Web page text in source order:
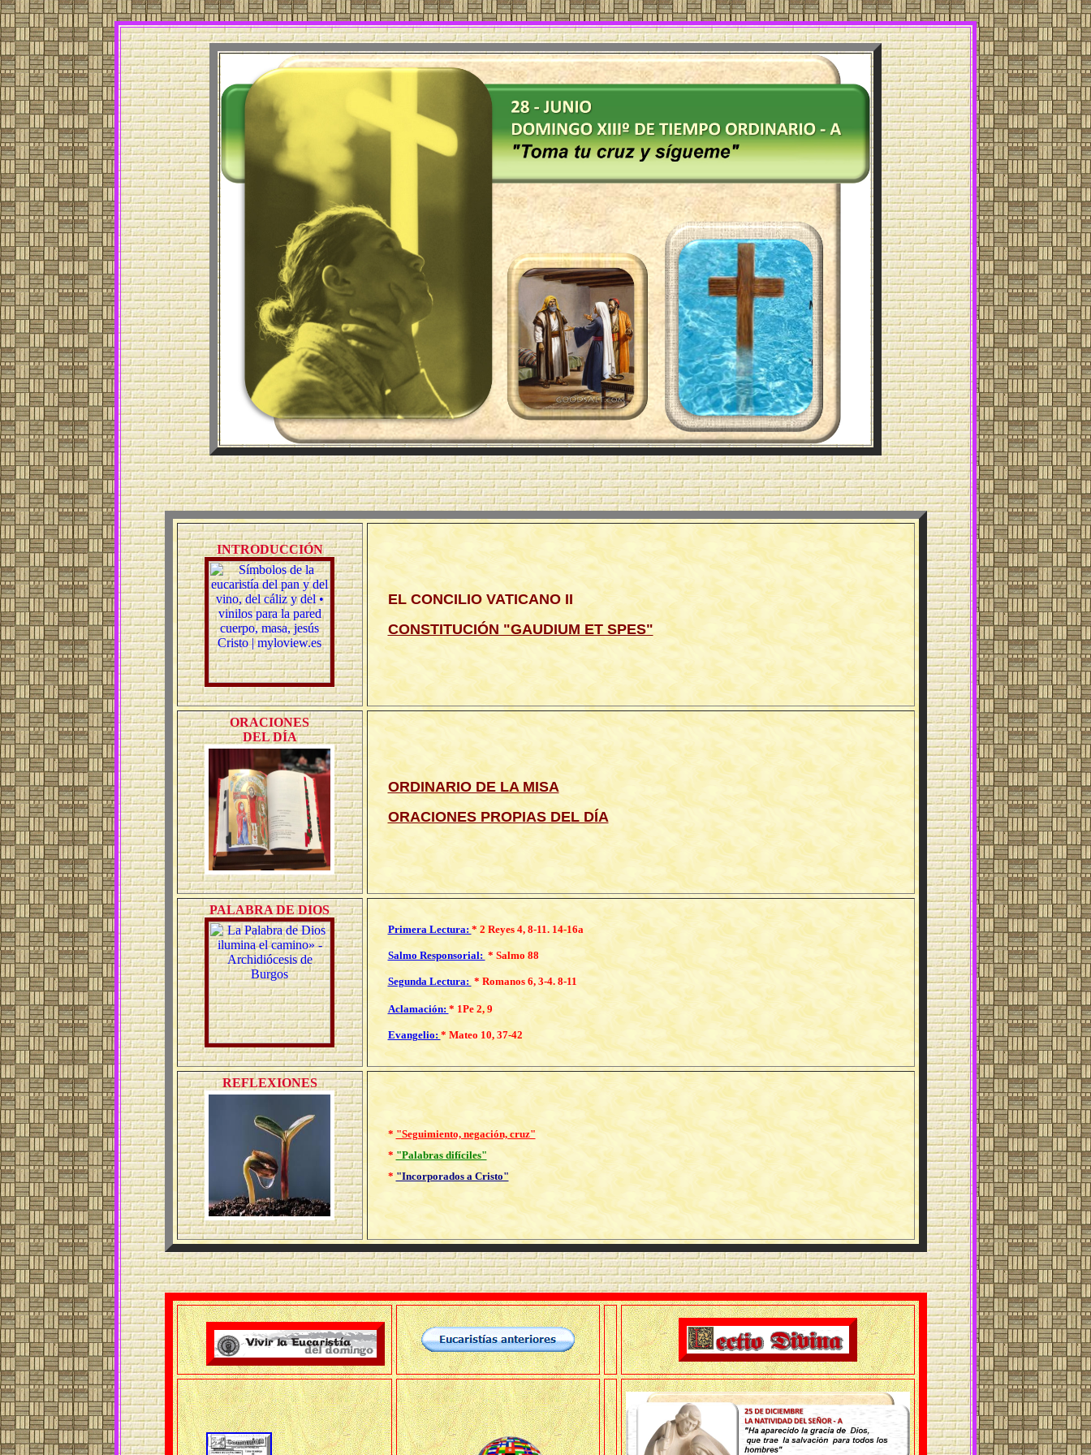
INTRODUCCIÓN
EL CONCILIO VATICANO II
CONSTITUCIÓN "GAUDIUM ET SPES"
ORACIONES
DEL DÍA
ORDINARIO DE LA MISA
ORACIONES PROPIAS DEL DÍA
PALABRA DE DIOS
Primera Lectura: * 2 Reyes 4, 8-11. 14-16a
Salmo Responsorial: * Salmo 88
Segunda Lectura: * Romanos 6, 3-4. 8-11
Aclamación: * 1Pe 2, 9
Evangelio: * Mateo 10, 37-42
REFLEXIONES
*"Seguimiento, negación, cruz"
*"Palabras difíciles"
*"Incorporados a Cristo"